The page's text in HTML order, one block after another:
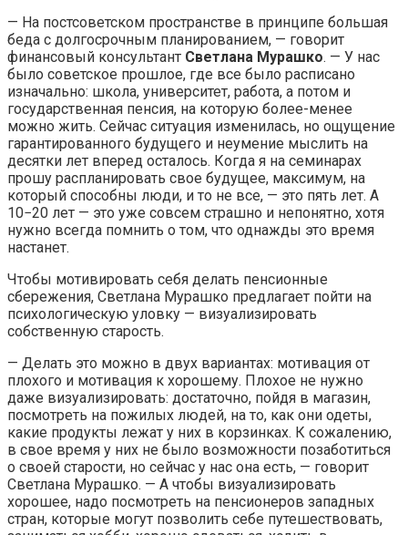
— На постсоветском пространстве в принципе большая
беда с долгосрочным планированием, — говорит
финансовый консультант Светлана Мурашко. — У нас
было советское прошлое, где все было расписано
изначально: школа, университет, работа, а потом и
государственная пенсия, на которую более-менее
можно жить. Сейчас ситуация изменилась, но ощущение
гарантированного будущего и неумение мыслить на
десятки лет вперед осталось. Когда я на семинарах
прошу распланировать свое будущее, максимум, на
который способны люди, и то не все, — это пять лет. А
10−20 лет — это уже совсем страшно и непонятно, хотя
нужно всегда помнить о том, что однажды это время
настанет.
Чтобы мотивировать себя делать пенсионные
сбережения, Светлана Мурашко предлагает пойти на
психологическую уловку — визуализировать
собственную старость.
— Делать это можно в двух вариантах: мотивация от
плохого и мотивация к хорошему. Плохое не нужно
даже визуализировать: достаточно, пойдя в магазин,
посмотреть на пожилых людей, на то, как они одеты,
какие продукты лежат у них в корзинках. К сожалению,
в свое время у них не было возможности позаботиться
о своей старости, но сейчас у нас она есть, — говорит
Светлана Мурашко. — А чтобы визуализировать
хорошее, надо посмотреть на пенсионеров западных
стран, которые могут позволить себе путешествовать,